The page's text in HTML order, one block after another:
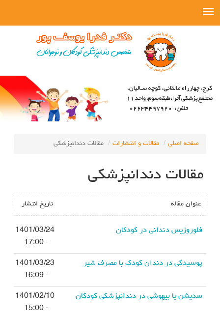
صفحه اصلی مقالات و انتشارات مقالات دندانپزشکی
مقالات دندانپزشکی
عنوان مقاله تاريخ انتشار
فلوروزیس دندانی در کودکان
1401/03/24
- 17:00
پوسیدگی در دندان کودک با مصرف شیر
1401/03/23
- 16:09
سدیشن یا بیهوشی در دندانپزشکی کودکان
1401/02/10
- 15:00